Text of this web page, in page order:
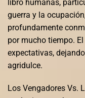
libro humanas,
guerra y la
profundamente
por mucho tiempo.
expectativas,
agridulce.
Los Vengadores Vs.